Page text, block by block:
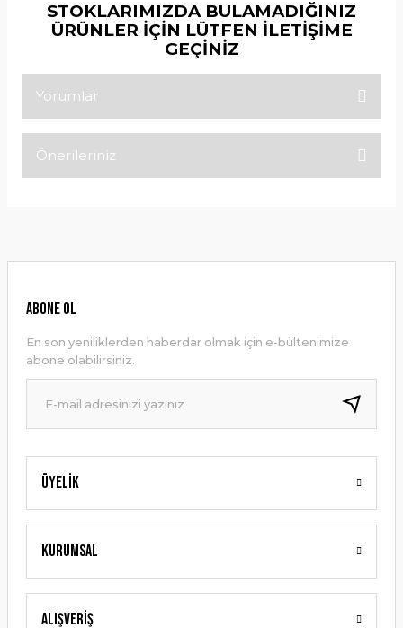
STOKLARIMIZDA BULAMADIĞINIZ
ÜRÜNLER İÇİN LÜTFEN İLETİŞİME
GEÇİNİZ
Yorumlar
Önerileriniz
Ürün resmi kalitesiz, bozuk veya görüntülenemiyor.
Ürün bilgilerinde hatalar bulunuyor.
Ürün fiyatı diğer sitelerden daha pahalı.
Bu ürüne benzer farklı alternatifler olmalı.
Gönder
Üyelik
Kurumsal
Alışveriş
ABONE OL
En son yeniliklerden haberdar olmak için e-bültenimize
abone olabilirsiniz.